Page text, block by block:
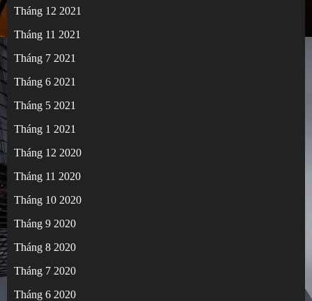
Tháng 12 2021
Tháng 11 2021
Tháng 7 2021
Tháng 6 2021
Tháng 5 2021
Tháng 1 2021
Tháng 12 2020
Tháng 11 2020
Tháng 10 2020
Tháng 9 2020
Tháng 8 2020
Tháng 7 2020
Tháng 6 2020